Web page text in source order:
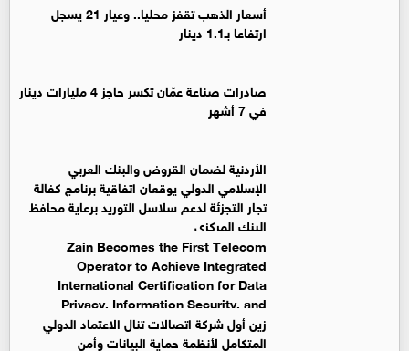
أسعار الذهب تقفز محليا.. وعيار 21 يسجل
ارتفاعا بـ1.1 دينار
صادرات صناعة عمّان تكسر حاجز 4 مليارات دينار
في 7 أشهر
الأردنية لضمان القروض والبنك العربي
الإسلامي الدولي يوقعان اتفاقية برنامج كفالة
تجار التجزئة لدعم سلاسل التوريد برعاية محافظ
البنك المركزي
Zain Becomes the First Telecom
Operator to Achieve Integrated
International Certification for Data
Privacy, Information Security, and
Business Continuity Management Systems
زين أول شركة اتصالات تنال الاعتماد الدولي
المتكامل لأنظمة حماية البيانات وأمن